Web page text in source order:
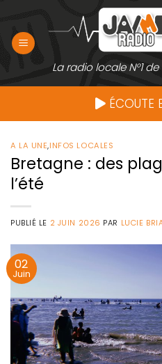
contenu
La radio locale N°1
ÉCOUTE
A LA UNE,INFOS LOCALES
Bretagne : des
l’été
PUBLIÉ LE 2 JUIN 2026 PAR LUCIE
02
Juin